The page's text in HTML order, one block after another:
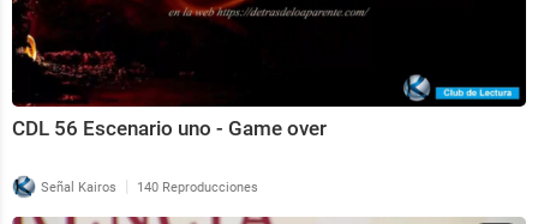
CDL 56 Escenario uno - Game over
Señal Kairos | 140 Reproducciones